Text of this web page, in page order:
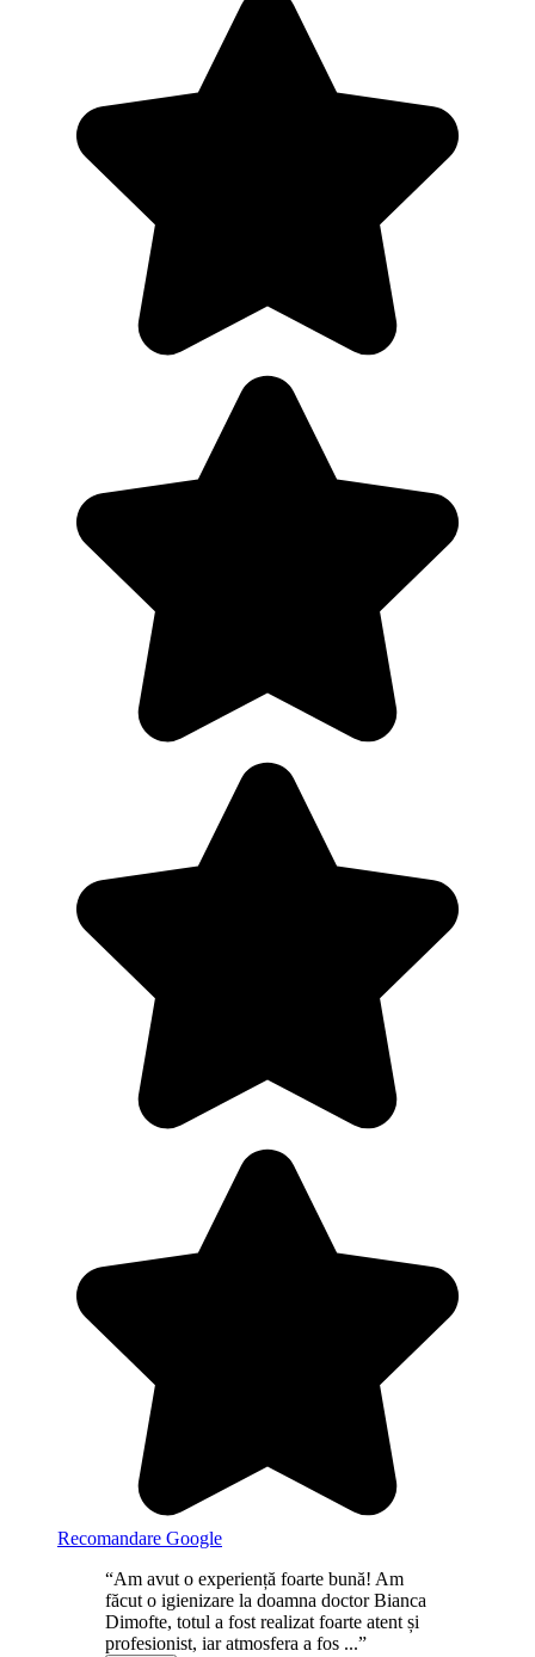
Recomandare Google
“Am avut o experiență foarte bună! Am
făcut o igienizare la doamna doctor Bianca
Dimofte, totul a fost realizat foarte atent și
profesionist, iar atmosfera a fos ...”